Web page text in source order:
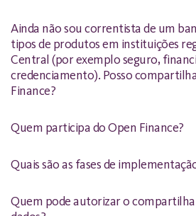
Ainda não sou correntista de um
tipos de produtos em instituições
Central (por exemplo seguro,
credenciamento). Posso
Finance?
Quem participa do Open Finance?
Quais são as fases de
Quem pode autorizar o